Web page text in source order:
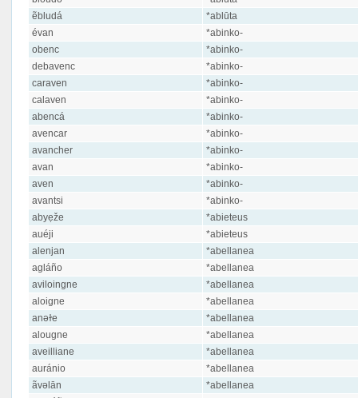
ẽbludá
*ablūta
évan
*abinko-
obenc
*abinko-
debavenc
*abinko-
caraven
*abinko-
calaven
*abinko-
abencá
*abinko-
avencar
*abinko-
avancher
*abinko-
avan
*abinko-
aven
*abinko-
avantsi
*abinko-
abyẹže
*abieteus
auéji
*abieteus
alenjan
*abellanea
agláño
*abellanea
aviloingne
*abellanea
aloigne
*abellanea
anəɫe
*abellanea
alougne
*abellanea
aveilliane
*abellanea
auránio
*abellanea
ãvəlān
*abellanea